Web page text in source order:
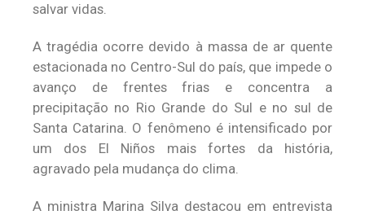
salvar vidas.
A tragédia ocorre devido à massa de ar quente
estacionada no Centro-Sul do país, que impede o
avanço de frentes frias e concentra a
precipitação no Rio Grande do Sul e no sul de
Santa Catarina. O fenômeno é intensificado por
um dos El Niños mais fortes da história,
agravado pela mudança do clima.
A ministra Marina Silva destacou em entrevista